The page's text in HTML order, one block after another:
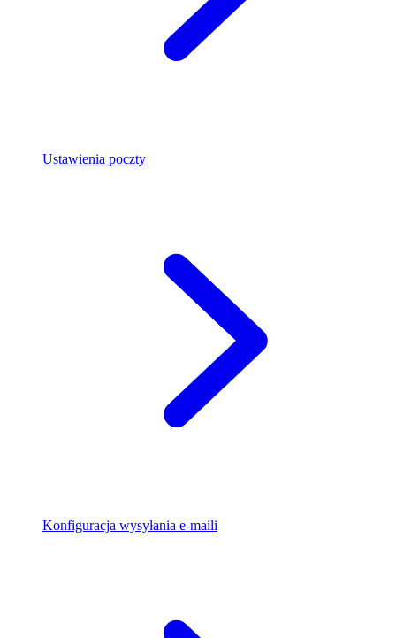
Ustawienia poczty
Konfiguracja wysyłania e-maili